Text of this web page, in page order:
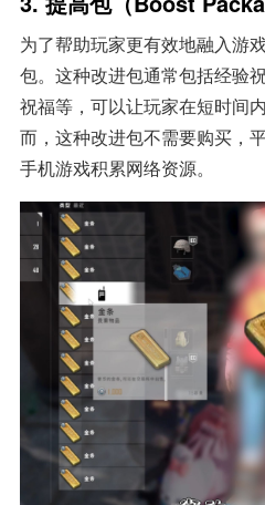
为了帮助玩家更有效地融入游
包。这种改进包通常包括经验
祝福等，可以让玩家在短时间
而，这种改进包不需要购买，
手机游戏积累网络资源。